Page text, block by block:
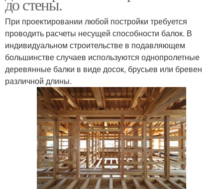
При проектировании любой постройки требуется
проводить расчеты несущей способности балок. В
индивидуальном строительстве в подавляющем
большинстве случаев используются однопролетные
деревянные балки в виде досок, брусьев или бревен
различной длины.